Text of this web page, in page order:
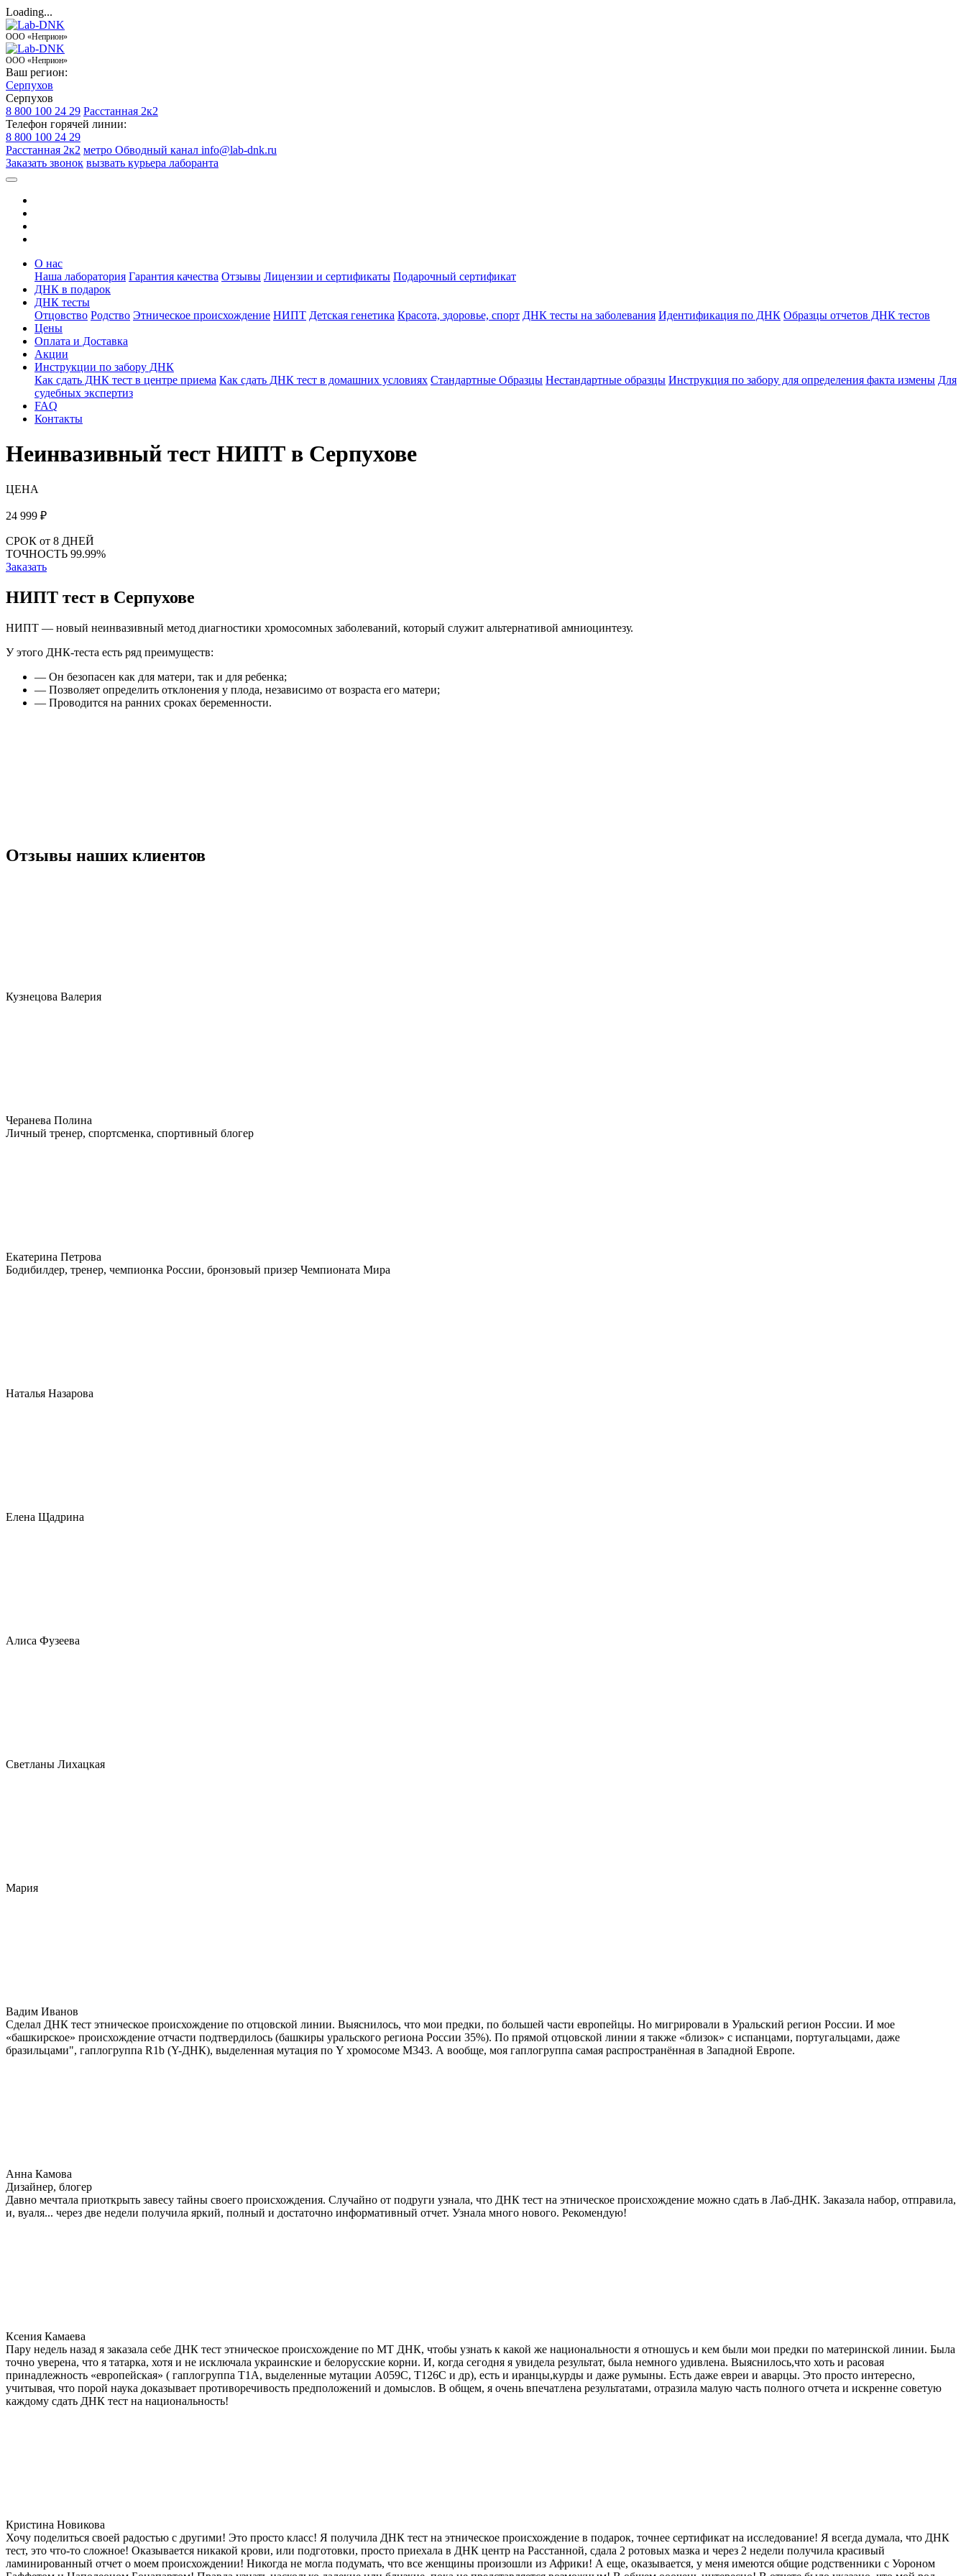
Loading...
ООО «Неприон»
ООО «Неприон»
Ваш регион:
Серпухов
Серпухов
8 800 100 24 29 Расстанная 2к2
Телефон горячей линии:
8 800 100 24 29
Расстанная 2к2 метро Обводный канал info@lab-dnk.ru
Заказать звонок вызвать курьера лаборанта
О нас
Наша лаборатория Гарантия качества Отзывы Лицензии и сертификаты Подарочный сертификат
ДНК в подарок
ДНК тесты
Отцовство Родство Этническое происхождение НИПТ Детская генетика Красота, здоровье, спорт ДНК тесты на заболевания Идентификация по ДНК Образцы отчетов ДНК тестов
Цены
Оплата и Доставка
Акции
Инструкции по забору ДНК
Как сдать ДНК тест в центре приема Как сдать ДНК тест в домашних условиях Стандартные Образцы Нестандартные образцы Инструкция по забору для определения факта измены Для
судебных экспертиз
FAQ
Контакты
Неинвазивный тест НИПТ в Серпухове
ЦЕНА
24 999 ₽
СРОК от 8 ДНЕЙ
ТОЧНОСТЬ 99.99%
Заказать
НИПТ тест в Серпухове
НИПТ — новый неинвазивный метод диагностики хромосомных заболеваний, который служит альтернативой амниоцинтезу.
У этого ДНК-теста есть ряд преимуществ:
— Он безопасен как для матери, так и для ребенка;
— Позволяет определить отклонения у плода, независимо от возраста его матери;
— Проводится на ранних сроках беременности.
Отзывы наших клиентов
Кузнецова Валерия
Черанева Полина
Личный тренер, спортсменка, спортивный блогер
Екатерина Петрова
Бодибилдер, тренер, чемпионка России, бронзовый призер Чемпионата Мира
Наталья Назарова
Елена Щадрина
Алиса Фузеева
Светланы Лихацкая
Мария
Вадим Иванов
Сделал ДНК тест этническое происхождение по отцовской линии. Выяснилось, что мои предки, по большей части европейцы. Но мигрировали в Уральский регион России. И мое
«башкирское» происхождение отчасти подтвердилось (башкиры уральского региона России 35%). По прямой отцовской линии я также «близок» с испанцами, португальцами, даже
бразильцами", гаплогруппа R1b (Y-ДНК), выделенная мутация по Y хромосоме М343. А вообще, моя гаплогруппа самая распространённая в Западной Европе.
Анна Камова
Дизайнер, блогер
Давно мечтала приоткрыть завесу тайны своего происхождения. Случайно от подруги узнала, что ДНК тест на этническое происхождение можно сдать в Лаб-ДНК. Заказала набор, отправила,
и, вуаля... через две недели получила яркий, полный и достаточно информативный отчет. Узнала много нового. Рекомендую!
Ксения Камаева
Пару недель назад я заказала себе ДНК тест этническое происхождение по МТ ДНК, чтобы узнать к какой же национальности я отношусь и кем были мои предки по материнской линии. Была
точно уверена, что я татарка, хотя и не исключала украинские и белорусские корни. И, когда сегодня я увидела результат, была немного удивлена. Выяснилось,что хоть и расовая
принадлежность «европейская» ( гаплогруппа T1A, выделенные мутации A059C, T126C и др), есть и иранцы,курды и даже румыны. Есть даже евреи и аварцы. Это просто интересно,
учитывая, что порой наука доказывает противоречивость предположений и домыслов. В общем, я очень впечатлена результатами, отразила малую часть полного отчета и искренне советую
каждому сдать ДНК тест на национальность!
Кристина Новикова
Хочу поделиться своей радостью с другими! Это просто класс! Я получила ДНК тест на этническое происхождение в подарок, точнее сертификат на исследование! Я всегда думала, что ДНК
тест, это что-то сложное! Оказывается никакой крови, или подготовки, просто приехала в ДНК центр на Расстанной, сдала 2 ротовых мазка и через 2 недели получила красивый
ламинированный отчет о моем происхождении! Никогда не могла подумать, что все женщины произошли из Африки! А еще, оказывается, у меня имеются общие родственники с Уороном